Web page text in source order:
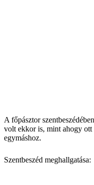
A főpásztor
volt ekkor is, mint ahogy ott
egymáshoz.
Szentbeszéd meghallgatása: